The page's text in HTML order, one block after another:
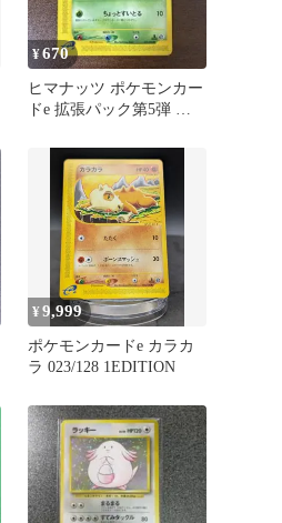
¥670
ヒマナッツ ポケモンカー
ドe 拡張パック第5弾 神
¥9,999
ポケモンカードe カラカ
ラ 023/128 1EDITION